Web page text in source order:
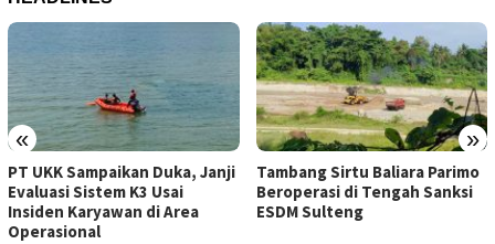
« »
PT UKK Sampaikan Duka, Janji
Evaluasi Sistem K3 Usai
Insiden Karyawan di Area
Operasional
Tambang Sirtu Baliara Parimo
Beroperasi di Tengah Sanksi
ESDM Sulteng